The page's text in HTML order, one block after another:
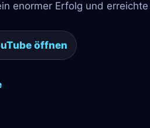
enormer Erfolg und
öffnen